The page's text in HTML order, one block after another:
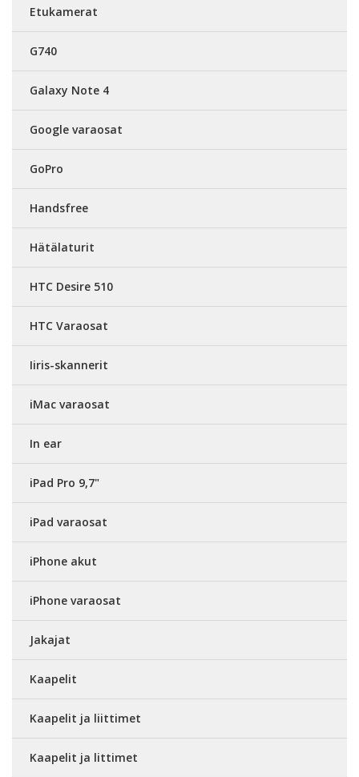
Etukamerat
G740
Galaxy Note 4
Google varaosat
GoPro
Handsfree
Hätälaturit
HTC Desire 510
HTC Varaosat
Iiris-skannerit
iMac varaosat
In ear
iPad Pro 9,7"
iPad varaosat
iPhone akut
iPhone varaosat
Jakajat
Kaapelit
Kaapelit ja liittimet
Kaapelit ja littimet